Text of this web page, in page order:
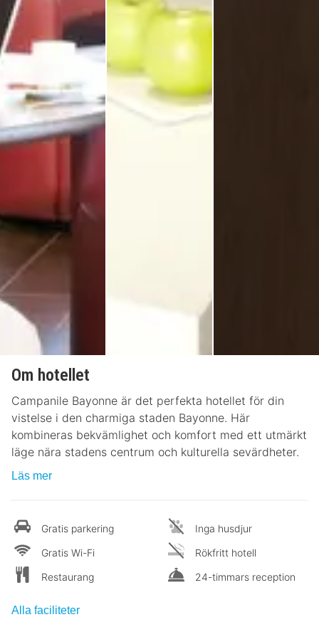
Om hotellet
Campanile Bayonne är det perfekta hotellet för din
vistelse i den charmiga staden Bayonne. Här
kombineras bekvämlighet och komfort med ett utmärkt
läge nära stadens centrum och kulturella sevärdheter.
Läs mer
Gratis parkering
Gratis Wi-Fi
Restaurang
Inga husdjur
Rökfritt hotell
24-timmars reception
Alla faciliteter